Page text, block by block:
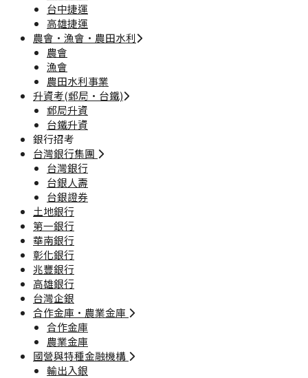
台中捷運
高雄捷運
農會·漁會·農田水利
農會
漁會
農田水利事業
升資考(郵局·台鐵)
郵局升資
台鐵升資
銀行招考
台灣銀行集團
台灣銀行
台銀人壽
台銀證券
土地銀行
第一銀行
華南銀行
彰化銀行
兆豐銀行
高雄銀行
台灣企銀
合作金庫·農業金庫
合作金庫
農業金庫
國營與特種金融機構
輸出入銀